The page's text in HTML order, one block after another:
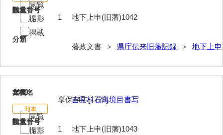
請求番号
地下上申(旧藩)1042
分類
藩政文書 ＞ 県庁伝来旧藩記録 ＞ 地下上申
数量
1
閲覧
撮影
掲載
1043
文書名
吉見村石高境目書写
請求番号
地下上申(旧藩)1043
年代
享保14年[1729]
数量
1
閲覧
撮影